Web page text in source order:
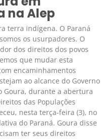
na Alep
terra indígena. O Paraná
os usurpadores. O
dos direitos dos povos
que mudar esta
encaminhamentos
ao alcance do Governo
Goura, durante a abertura
das Populações
nesta terça-feira (3), no
do Paraná. Goura disse
ter seus direitos